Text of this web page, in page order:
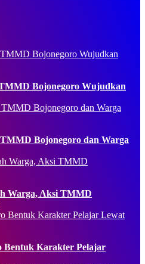
Bojonegoro Wujudkan
Bojonegoro dan Warga
Warga, Aksi TMMD
Bentuk Karakter Pelajar